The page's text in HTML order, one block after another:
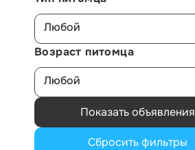
Любой
Возраст питомца
Любой
Показать объявления
Сбросить фильтры